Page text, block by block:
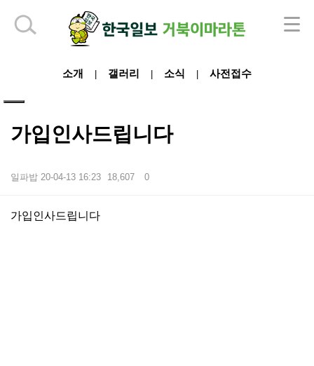
소개 갤러리 소식 사전접수
가입인사드립니다
일파밥 20-04-13 16:23 18,607 0
본문
가입인사드립니다
하단 영역